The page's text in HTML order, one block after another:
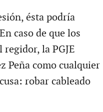
ésta podría
caso de que los
la PGJE
Peña como cualquier
robar cableado